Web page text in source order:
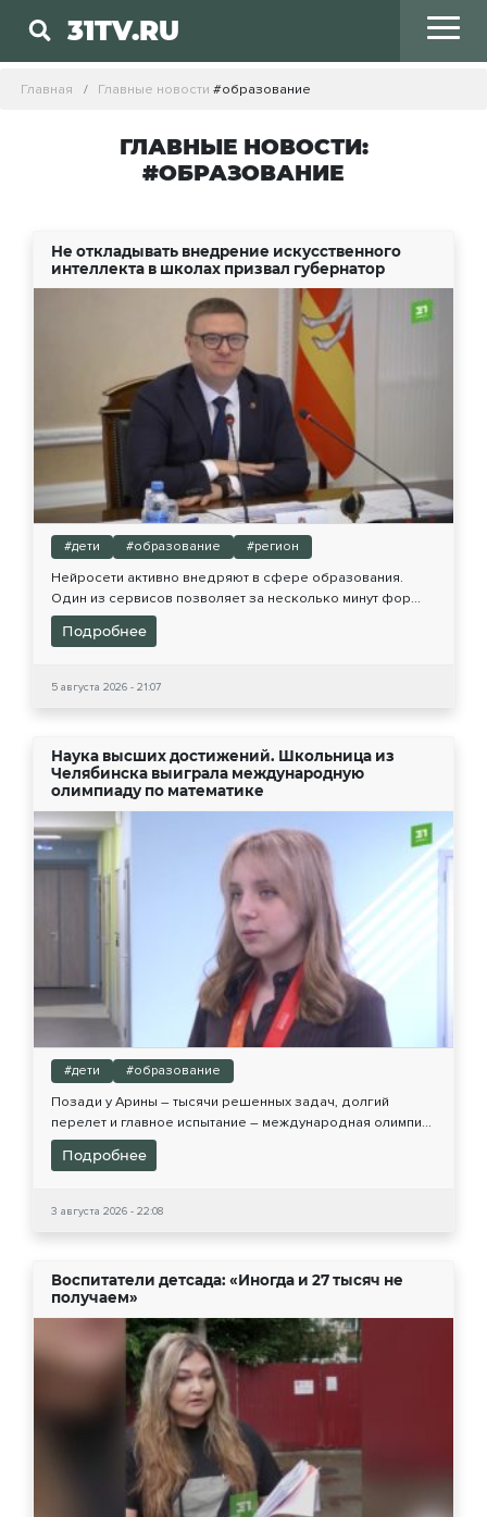
31TV.RU
Главная Главные новости #образование
ГЛАВНЫЕ НОВОСТИ:
#ОБРАЗОВАНИЕ
Не откладывать внедрение искусственного
интеллекта в школах призвал губернатор
#дети #образование #регион
Нейросети активно внедряют в сфере образования.
Один из сервисов позволяет за несколько минут фор...
Подробнее
5 августа 2026 - 21:07
Наука высших достижений. Школьница из
Челябинска выиграла международную
олимпиаду по математике
#дети #образование
Позади у Арины – тысячи решенных задач, долгий
перелет и главное испытание – международная олимпи...
Подробнее
3 августа 2026 - 22:08
Воспитатели детсада: «Иногда и 27 тысяч не
получаем»